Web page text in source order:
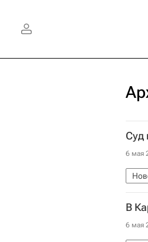
Суд
6 мая
В
6 мая